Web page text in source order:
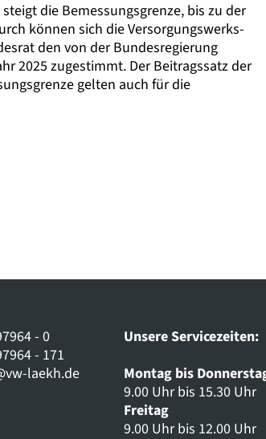
die Bemessungsgrenze, bis zu der
können sich die Versorgungswerks-
den von der Bundesregierung
2025 zugestimmt. Der Beitragssatz der
gelten auch für die
- 0
- 171
laekh.de
Unsere Servicezeiten:
Montag bis
9.00 Uhr bis 15.30 Uhr
Freitag
9.00 Uhr bis 12.00 Uhr